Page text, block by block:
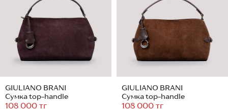
GIULIANO BRANI
Сумка top-handle
108 000 тг
GIULIANO BRANI
Сумка top-handle
108 000 тг